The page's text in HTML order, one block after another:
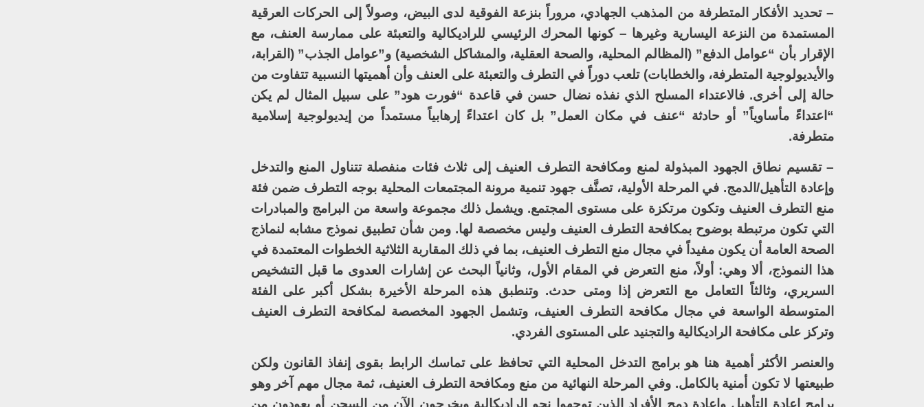
– تحديد الأفكار المتطرفة من المذهب الجهادي، مروراً بنزعة الفوقية لدى البيض، وصولاً إلى الحركات العرقية
المستمدة من النزعة اليسارية وغيرها – كونها المحرك الرئيسي للراديكالية والتعبئة على ممارسة العنف، مع
الإقرار بأن “عوامل الدفع” (المظالم المحلية، والصحة العقلية، والمشاكل الشخصية) و”عوامل الجذب” (القرابة،
والأيديولوجية المتطرفة، والخطابات) تلعب دوراً في التطرف والتعبئة على العنف وأن أهميتها النسبية تتفاوت من
حالة إلى أخرى. فالاعتداء المسلح الذي نفذه نضال حسن في قاعدة “فورت هود” على سبيل المثال لم يكن
“اعتداءً مأساوياً” أو حادثة “عنف في مكان العمل” بل كان اعتداءً إرهابياً مستمداً من إيديولوجية إسلامية
متطرفة.
– تقسيم نطاق الجهود المبذولة لمنع ومكافحة التطرف العنيف إلى ثلاث فئات منفصلة تتناول المنع والتدخل
وإعادة التأهيل/الدمج. في المرحلة الأولية، تصنَّف جهود تنمية مرونة المجتمعات المحلية بوجه التطرف ضمن فئة
منع التطرف العنيف وتكون مرتكزة على مستوى المجتمع. ويشمل ذلك مجموعة واسعة من البرامج والمبادرات
التي تكون مرتبطة بوضوح بمكافحة التطرف العنيف وليس مخصصة لها. ومن شأن تطبيق نموذج مشابه لنماذج
الصحة العامة أن يكون مفيداً في مجال منع التطرف العنيف، بما في ذلك المقاربة الثلاثية الخطوات المعتمدة في
هذا النموذج، ألا وهي: أولاً، منع التعرض في المقام الأول، وثانياً البحث عن إشارات العدوى ما قبل التشخيص
السريري، وثالثاً التعامل مع التعرض إذا ومتى حدث. وتنطبق هذه المرحلة الأخيرة بشكل أكبر على الفئة
المتوسطة الواسعة في مجال مكافحة التطرف العنيف، وتشمل الجهود المخصصة لمكافحة التطرف العنيف
وتركز على مكافحة الراديكالية والتجنيد على المستوى الفردي.
والعنصر الأكثر أهمية هنا هو برامج التدخل المحلية التي تحافظ على تماسك الرابط بقوى إنفاذ القانون ولكن
طبيعتها لا تكون أمنية بالكامل. وفي المرحلة النهائية من منع ومكافحة التطرف العنيف، ثمة مجال مهم آخر وهو
برامج إعادة التأهيل وإعادة دمج الأفراد الذين توجهوا نحو الراديكالية ويخرجون الآن من السجن أو يعودون من